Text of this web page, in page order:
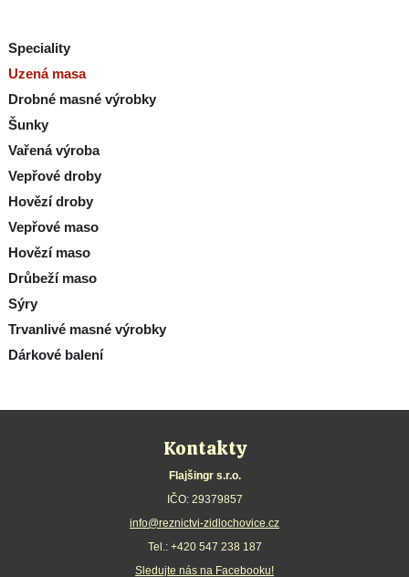
Speciality
Uzená masa
Drobné masné výrobky
Šunky
Vařená výroba
Vepřové droby
Hovězí droby
Vepřové maso
Hovězí maso
Drůbeží maso
Sýry
Trvanlivé masné výrobky
Dárkové balení
Kontakty
Flajšingr s.r.o.
IČO: 29379857
info@reznictvi-zidlochovice.cz
Tel.: +420 547 238 187
Sledujte nás na Facebooku!